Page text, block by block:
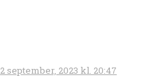
2 september, 2023 kl. 20:47